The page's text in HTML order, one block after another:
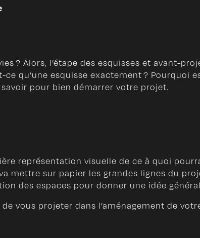
? Alors, l’étape des esquisses et avant-
ce qu’une esquisse exactement ? Pourquoi
pour bien démarrer votre projet.
représentation visuelle de ce à quoi
mettre sur papier les grandes lignes du
des espaces pour donner une idée
vous projeter dans l’aménagement de